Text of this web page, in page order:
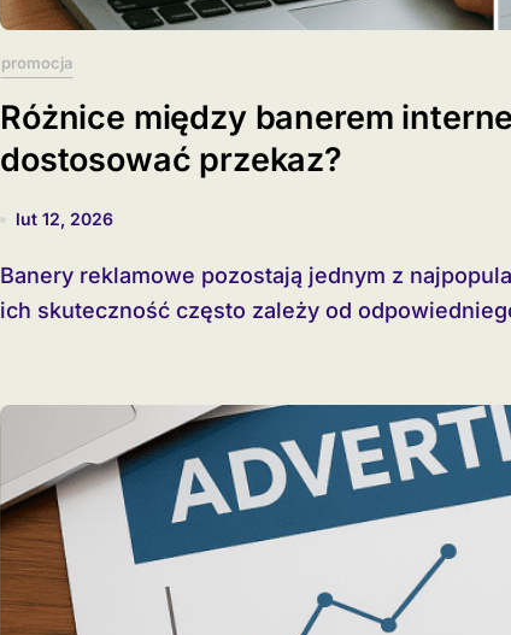
promocja
Różnice między banerem
dostosować przekaz?
lut 12, 2026
Banery reklamowe pozostają jednym z najpopularniejszych narzędzi marketingowych, jednak
ich skuteczność często zależy od